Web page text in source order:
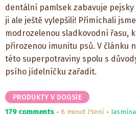
dentální pamlsek zabavuje pejsky
ji ale ještě vylepšili! Přimíchali
modrozelenou sladkovodní řasu,
přirozenou imunitu psů. V článku
této superpotraviny spolu s
psího jídelníčku zařadit.
PRODUKTY V DOGSIE
179 comments
6 minut čtení